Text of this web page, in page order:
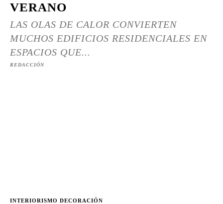
VERANO
LAS OLAS DE CALOR CONVIERTEN
MUCHOS EDIFICIOS RESIDENCIALES EN
ESPACIOS QUE...
REDACCIÓN
INTERIORISMO DECORACIÓN